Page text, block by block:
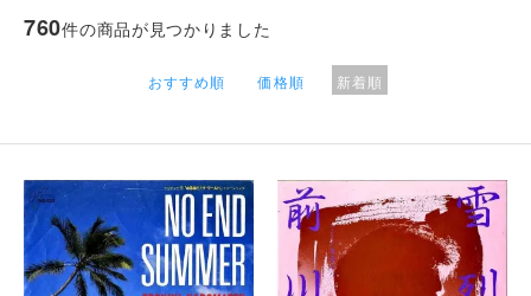
760件の商品が見つかりました
おすすめ順 価格順 新着順